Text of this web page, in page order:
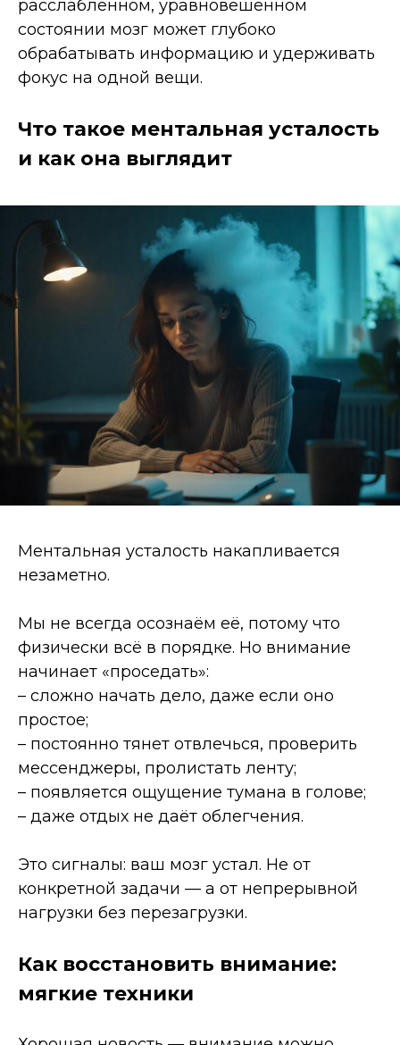
расслабленном, уравновешенном
состоянии мозг может глубоко
обрабатывать информацию и удерживать
фокус на одной вещи.
Что такое ментальная усталость
и как она выглядит
Ментальная усталость накапливается
незаметно.
Мы не всегда осознаём её, потому что
физически всё в порядке. Но внимание
начинает «проседать»:
– сложно начать дело, даже если оно
простое;
– постоянно тянет отвлечься, проверить
мессенджеры, пролистать ленту;
– появляется ощущение тумана в голове;
– даже отдых не даёт облегчения.
Это сигналы: ваш мозг устал. Не от
конкретной задачи — а от непрерывной
нагрузки без перезагрузки.
Как восстановить внимание:
мягкие техники